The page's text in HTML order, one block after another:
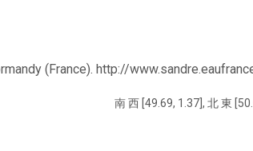
(France). http://
南 西 [49.69, 1.37], 北 東